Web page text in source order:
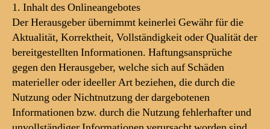
1. Inhalt des Onlineangebotes
Der Herausgeber übernimmt keinerlei Gewähr für die
Aktualität, Korrektheit, Vollständigkeit oder Qualität der
bereitgestellten Informationen. Haftungsansprüche
gegen den Herausgeber, welche sich auf Schäden
materieller oder ideeller Art beziehen, die durch die
Nutzung oder Nichtnutzung der dargebotenen
Informationen bzw. durch die Nutzung fehlerhafter und